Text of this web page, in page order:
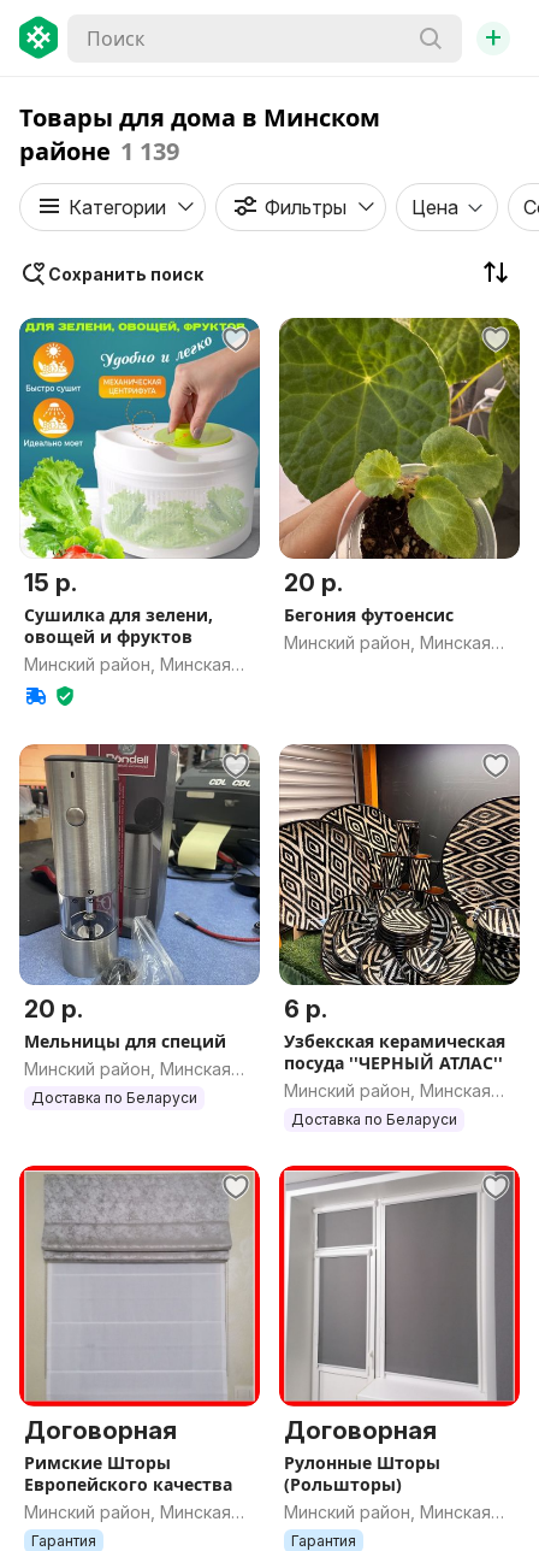
+
Товары для дома в Минском
районе 1 139
Категории Фильтры Цена
Сохранить поиск
15 р.
Сушилка для зелени,
овощей и фруктов
Минский район, Минская
обл.
20 р.
Бегония футоенсис
Минский район, Минская
20 р.
Мельницы для специй
Минский район, Минская
обл.
Доставка по Беларуси
6 р.
Узбекская керамическая
посуда ''ЧЕРНЫЙ АТЛАС''
Минский район, Минская
обл.
Доставка по Беларуси
Договорная
Римские Шторы
Европейского качества
Минский район, Минская
обл.
Гарантия
Договорная
Рулонные Шторы
(Рольшторы)
Минский район, Минская
обл.
Гарантия